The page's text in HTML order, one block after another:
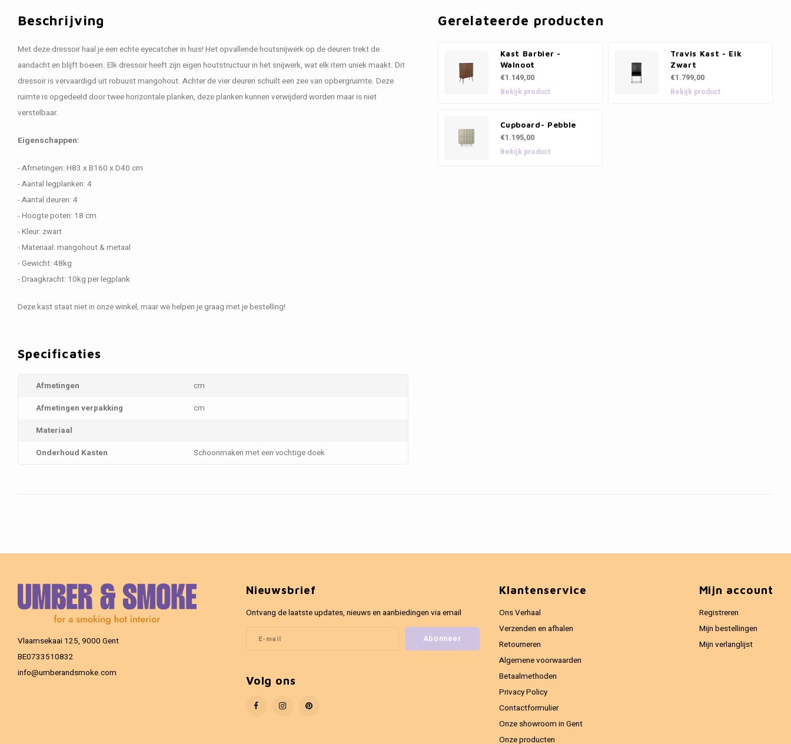
Beschrijving
Met deze dressoir haal je een echte eyecatcher in huis! Het opvallende houtsnijwerk op de deuren trekt de
aandacht en blijft boeien. Elk dressoir heeft zijn eigen houtstructuur in het snijwerk, wat elk item uniek maakt. Dit
dressoir is vervaardigd uit robuust mangohout. Achter de vier deuren schuilt een zee van opbergruimte. Deze
ruimte is opgedeeld door twee horizontale planken, deze planken kunnen verwijderd worden maar is niet
verstelbaar.
Eigenschappen:
- Afmetingen: H83 x B160 x D40 cm
- Aantal legplanken: 4
- Aantal deuren: 4
- Hoogte poten: 18 cm
- Kleur: zwart
- Materiaal: mangohout & metaal
- Gewicht: 48kg
- Draagkracht: 10kg per legplank
Deze kast staat niet in onze winkel, maar we helpen je graag met je bestelling!
Specificaties
Afmetingen
cm
Afmetingen verpakking
cm
Materiaal
Onderhoud Kasten
Schoonmaken met een vochtige doek
Gerelateerde producten
Kast Barbier -
Walnoot
€1.149,00
Bekijk product
Travis Kast - Eik
Zwart
€1.799,00
Bekijk product
Cupboard- Pebble
€1.195,00
Bekijk product
Vlaamsekaai 125, 9000 Gent
BE0733510832
info@umberandsmoke.com
Nieuwsbrief
Ontvang de laatste updates, nieuws en aanbiedingen via email
Abonneer
Volg ons
Klantenservice
Ons Verhaal
Verzenden en afhalen
Retourneren
Algemene voorwaarden
Betaalmethoden
Privacy Policy
Contactformulier
Onze showroom in Gent
Onze producten
Mijn account
Registreren
Mijn bestellingen
Mijn verlanglijst